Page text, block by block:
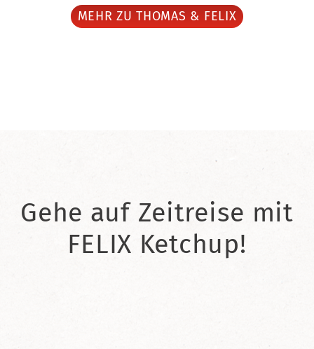
MEHR ZU THOMAS & FELIX
Gehe auf Zeitreise mit
FELIX Ketchup!